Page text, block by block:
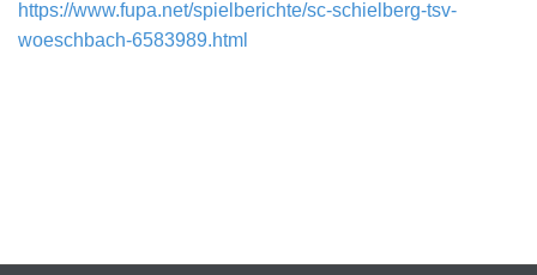
https://www.fupa.net/spielberichte/sc-schielberg-tsv-
woeschbach-6583989.html